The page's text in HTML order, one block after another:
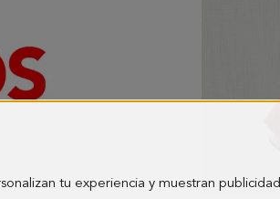
tu experiencia y muestran publicidad